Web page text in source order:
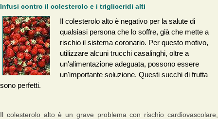
Infusi contro il colesterolo e i trigliceridi alti
Il colesterolo alto è negativo per la salute di
qualsiasi persona che lo soffre, già che mette a
rischio il sistema coronario. Per questo motivo,
utilizzare alcuni trucchi casalinghi, oltre a
un'alimentazione adeguata, possono essere
un'importante soluzione. Questi succhi di frutta
sono perfetti.
Il colesterolo alto è un grave problema con rischio cardiovascolare,